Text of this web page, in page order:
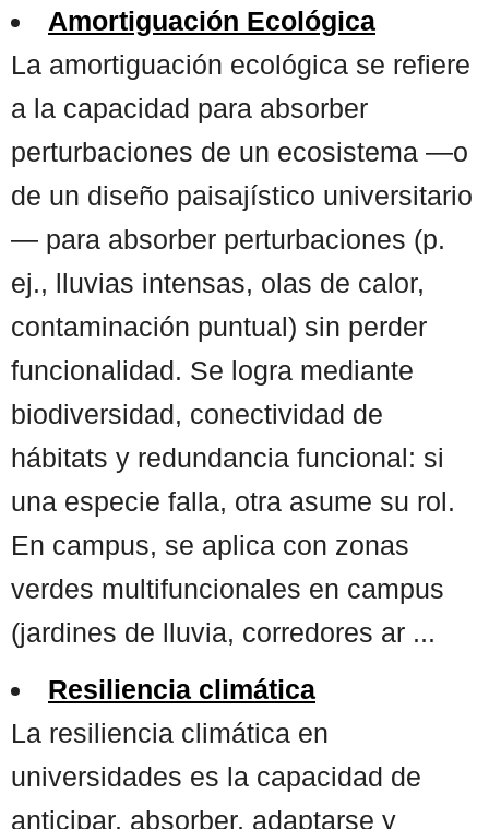
Amortiguación Ecológica
La amortiguación ecológica se refiere
a la capacidad para absorber
perturbaciones de un ecosistema —o
de un diseño paisajístico universitario
— para absorber perturbaciones (p.
ej., lluvias intensas, olas de calor,
contaminación puntual) sin perder
funcionalidad. Se logra mediante
biodiversidad, conectividad de
hábitats y redundancia funcional: si
una especie falla, otra asume su rol.
En campus, se aplica con zonas
verdes multifuncionales en campus
(jardines de lluvia, corredores ar ...
Resiliencia climática
La resiliencia climática en
universidades es la capacidad de
anticipar, absorber, adaptarse y